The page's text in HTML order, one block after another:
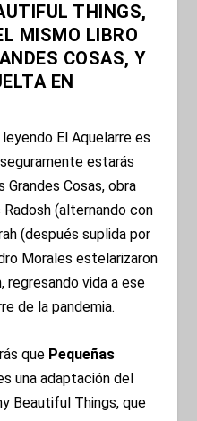
THINGS,
MISMO LIBRO
COSAS, Y
EN
El Aquelarre es
estarás
Grandes Cosas, obra
Radosh (alternando con
(después suplida por
Morales estelarizaron
regresando vida a ese
de la pandemia.
que Pequeñas
una adaptación del
Beautiful Things, que